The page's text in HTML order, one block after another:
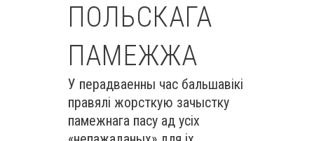
ПОЛЬСКАГА
ПАМЕЖЖА
У перадваенны час бальшавікі
правялі жорсткую зачыстку
памежнага пасу ад усіх